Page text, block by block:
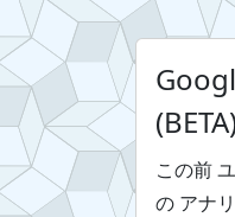
この前
の アナ